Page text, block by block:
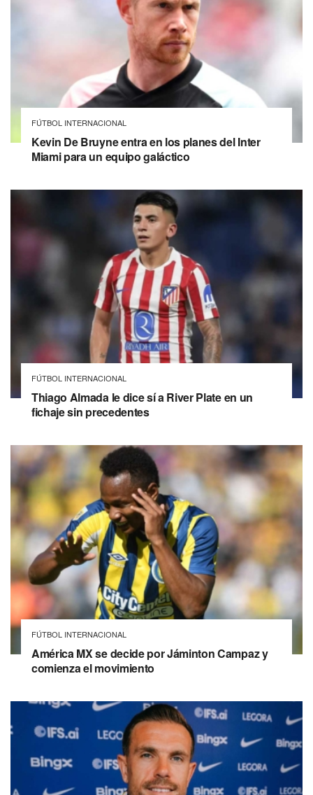
FÚTBOL INTERNACIONAL
Kevin De Bruyne entra en los planes del Inter
Miami para un equipo galáctico
FÚTBOL INTERNACIONAL
Thiago Almada le dice sí a River Plate en un
fichaje sin precedentes
FÚTBOL INTERNACIONAL
América MX se decide por Jáminton Campaz y
comienza el movimiento